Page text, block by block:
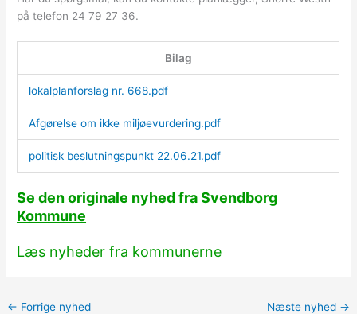
på telefon 24 79 27 36.
Bilag
lokalplanforslag nr. 668.pdf
Afgørelse om ikke miljøevurdering.pdf
politisk beslutningspunkt 22.06.21.pdf
Se den originale nyhed fra Svendborg
Kommune
Læs nyheder fra kommunerne
← Forrige nyhed Næste nyhed →